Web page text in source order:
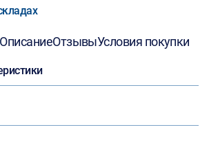
ОписаниеОтзывыУсловия покупки